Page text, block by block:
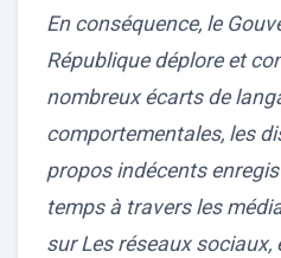
En conséquence, le
République déplore et
nombreux écarts de
comportementales, les
propos indécents
temps à travers les
sur Les réseaux sociaux,